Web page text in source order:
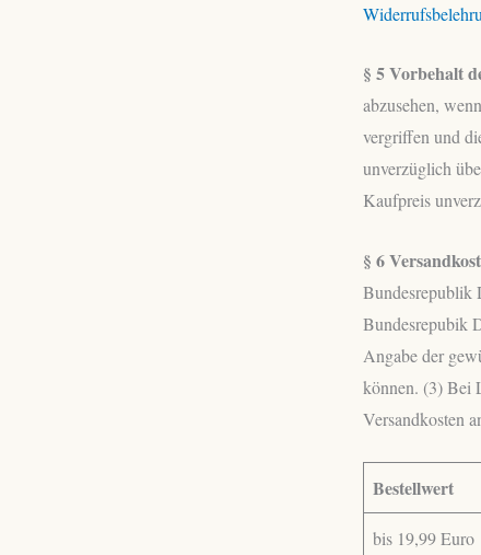
§ 5 Vorbehalt
abzusehen,
vergriffen und
unverzüglich
Kaufpreis
§ 6
Bundesrepublik
Bundesrepubik
Angabe der
können. (3) Bei
Versandkosten
Bestellwert
bis 19,99 Euro